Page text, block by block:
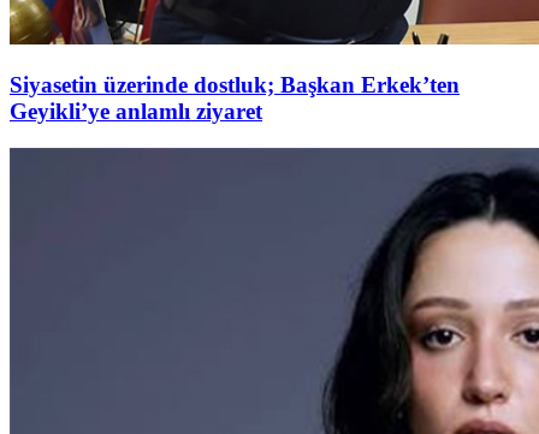
Siyasetin üzerinde dostluk; Başkan Erkek’ten
Geyikli’ye anlamlı ziyaret